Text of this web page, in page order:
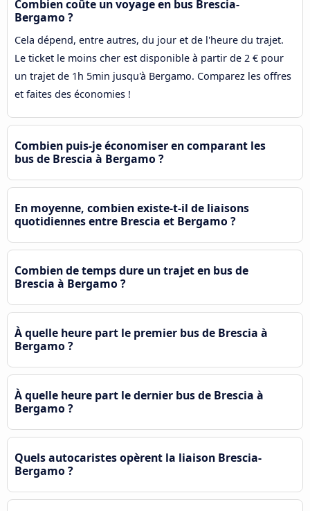
Combien coûte un voyage en bus Brescia-
Bergamo ?
Cela dépend, entre autres, du jour et de l'heure du trajet.
Le ticket le moins cher est disponible à partir de 2 € pour
un trajet de 1h 5min jusqu'à Bergamo. Comparez les offres
et faites des économies !
Combien puis-je économiser en comparant les
bus de Brescia à Bergamo ?
En moyenne, combien existe-t-il de liaisons
quotidiennes entre Brescia et Bergamo ?
Combien de temps dure un trajet en bus de
Brescia à Bergamo ?
À quelle heure part le premier bus de Brescia à
Bergamo ?
À quelle heure part le dernier bus de Brescia à
Bergamo ?
Quels autocaristes opèrent la liaison Brescia-
Bergamo ?